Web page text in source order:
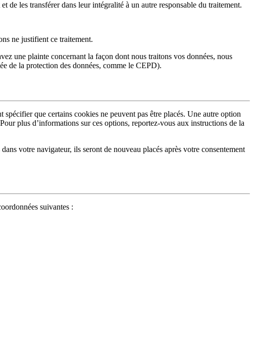
de les transférer dans leur intégralité à un autre responsable du traitement.
ne justifient ce traitement.
une plainte concernant la façon dont nous traitons vos données, nous
de la protection des données, comme le CEPD).
que certains cookies ne peuvent pas être placés. Une autre option
plus d’informations sur ces options, reportez-vous aux instructions de la
votre navigateur, ils seront de nouveau placés après votre consentement
suivantes :